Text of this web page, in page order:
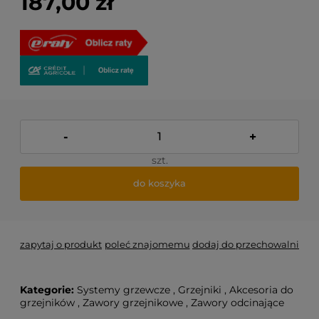
- +
szt.
do koszyka
zapytaj o produkt poleć znajomemu dodaj do przechowalni
Kategorie: Systemy grzewcze , Grzejniki , Akcesoria do
grzejników , Zawory grzejnikowe , Zawory odcinające